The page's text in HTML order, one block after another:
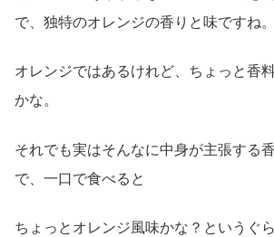
で、独特のオレンジの香りと味ですね。
オレンジではあるけれど、ちょっと香
かな。
それでも実はそんなに中身が主張する
で、一口で食べると
ちょっとオレンジ風味かな？というぐ